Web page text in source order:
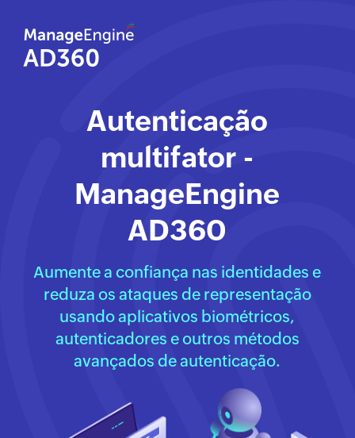
Autenticação
multifator -
ManageEngine
AD360
Aumente a confiança nas identidades e
reduza os ataques de representação
usando aplicativos biométricos,
autenticadores e outros métodos
avançados de autenticação.